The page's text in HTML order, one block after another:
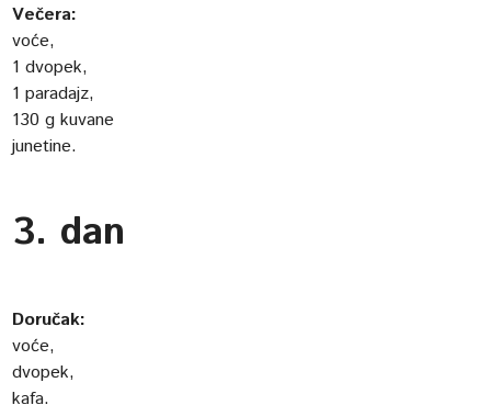
Večera:
voće,
1 dvopek,
1 paradajz,
130 g kuvane
junetine.
3. dan
Doručak:
voće,
dvopek,
kafa.